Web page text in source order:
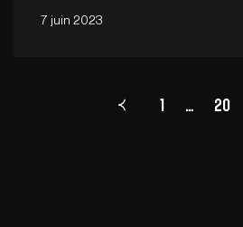
7 juin 2023
Page
1 … 20